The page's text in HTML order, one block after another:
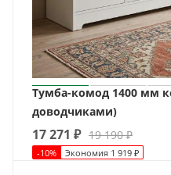
Тумба-комод 1400 мм
доводчиками)
17 271 ₽ 19 190₽
-10% Экономия 1 919 ₽